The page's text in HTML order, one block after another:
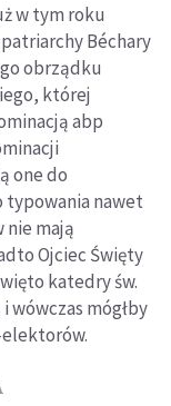
w tym roku
Béchary
obrządku
której
abp
one do
typowania nawet
mają
Ojciec Święty
katedry św.
wówczas mógłby
elektorów.